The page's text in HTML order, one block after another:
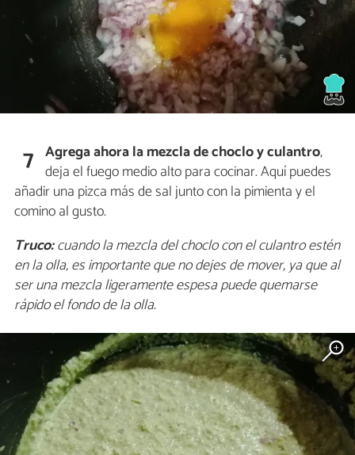
7 Agrega ahora la mezcla de choclo y culantro,
deja el fuego medio alto para cocinar. Aquí puedes
añadir una pizca más de sal junto con la pimienta y el
comino al gusto.
Truco:cuando la mezcla del choclo con el culantro estén
en la olla, es importante que no dejes de mover, ya que al
ser una mezcla ligeramente espesa puede quemarse
rápido el fondo de la olla.